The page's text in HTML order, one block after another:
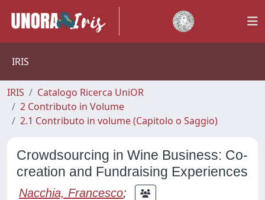
IRIS
IRIS
Catalogo Ricerca UniOR
2 Contributo in Volume
2.1 Contributo in volume (Capitolo o Saggio)
Crowdsourcing in Wine Business: Co-
creation and Fundraising Experiences
Nacchia, Francesco;